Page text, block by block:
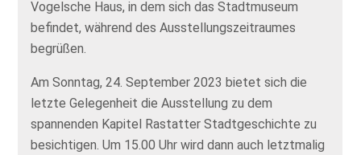
Vogelsche Haus, in dem sich das Stadtmuseum
befindet, während des Ausstellungszeitraumes
begrüßen.
Am Sonntag, 24. September 2023 bietet sich die
letzte Gelegenheit die Ausstellung zu dem
spannenden Kapitel Rastatter Stadtgeschichte zu
besichtigen. Um 15.00 Uhr wird dann auch letztmalig